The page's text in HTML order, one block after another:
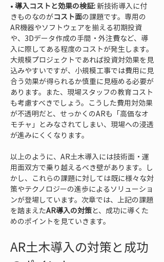
• 導入コストと効果の検証: 新技術導入に付
きものなのがコスト面の課題です。専用の
AR機器やソフトウェアを揃える初期投資
や、3Dデータ作成の手間・外注費など、導
入に際してある程度のコストが発生します。
大規模プロジェクトであれば投資対効果を見
込みやすいですが、小規模工事では費用に見
合う効果が得られるか慎重に見極める必要が
あります。また、現場スタッフの教育コスト
も考慮すべきでしょう。こうした費用対効果
が不透明だと、せっかくのARも「高価なオ
モチャ」とみなされてしまい、現場への浸透
が進みにくくなります。
以上のように、AR土木導入には技術面・運
用面双方で乗り越えるべき壁があります。し
かし、これらの課題に対しては既に様々な対
策やテクノロジーの進歩によるソリューショ
ンが登場しています。次章では、上記の課題
を踏まえたAR導入の対策と、成功に導くた
めのポイントを見ていきます。
AR土木導入の対策と成功